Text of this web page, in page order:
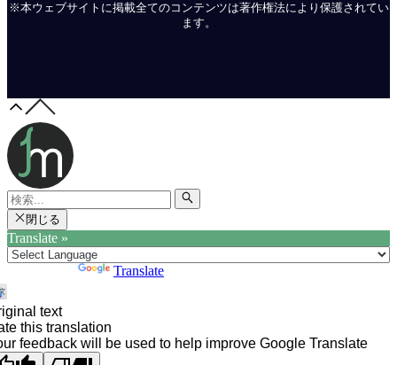
※本ウェブサイトに掲載全てのコンテンツは著作権法により保護されてい
ます。
閉じる
Translate »
Translate
text
this translation
feedback will be used to help improve Google Translate